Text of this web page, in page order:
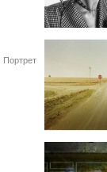
Портрет